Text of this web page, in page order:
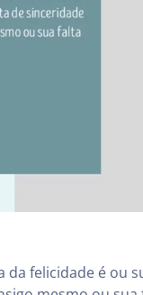
da felicidade é ou